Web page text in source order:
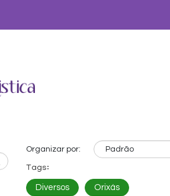
Organizar por:
Tags:
Diversos Orixás